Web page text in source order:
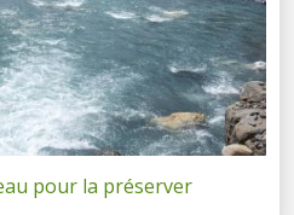
pour la préserver